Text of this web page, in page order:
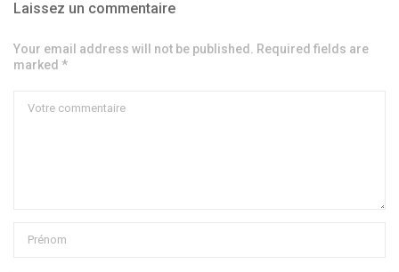
Laissez un commentaire
Your email address will not be published. Required fields are
marked *